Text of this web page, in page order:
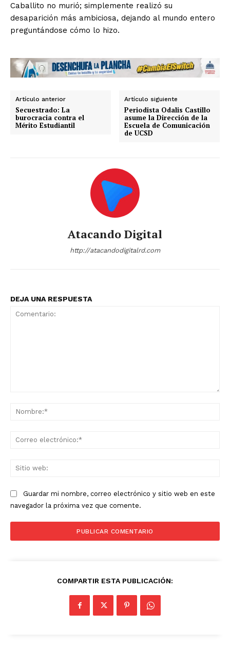
Caballito no murió; simplemente realizó su
desaparición más ambiciosa, dejando al mundo entero
preguntándose cómo lo hizo.
Artículo anterior
Secuestrado: La
burocracia contra el
Mérito Estudiantil
Artículo siguiente
Periodista Odalis Castillo
asume la Dirección de la
Escuela de Comunicación
de UCSD
Atacando Digital
http://atacandodigitalrd.com
DEJA UNA RESPUESTA
Guardar mi nombre, correo electrónico y sitio web en este
navegador la próxima vez que comente.
COMPARTIR ESTA PUBLICACIÓN: